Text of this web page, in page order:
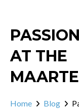
AT THE
Home Blog